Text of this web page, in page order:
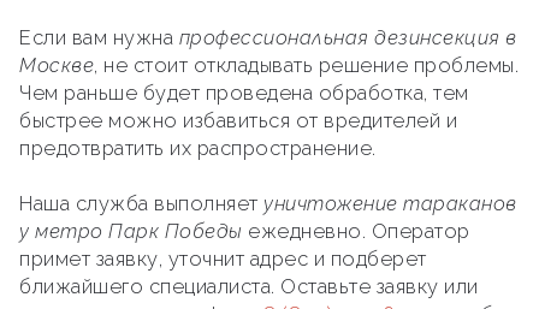
Если вам нужна профессиональная дезинсекция в
Москве, не стоит откладывать решение проблемы.
Чем раньше будет проведена обработка, тем
быстрее можно избавиться от вредителей и
предотвратить их распространение.
Наша служба выполняет уничтожение тараканов
у метро Парк Победы ежедневно. Оператор
примет заявку, уточнит адрес и подберет
ближайшего специалиста. Оставьте заявку или